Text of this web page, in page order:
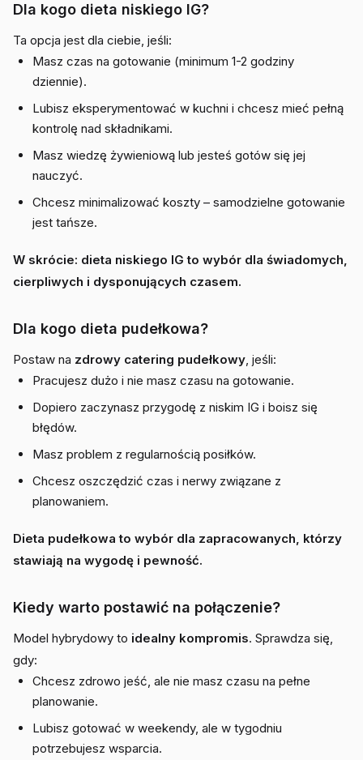
Dla kogo dieta niskiego IG?
Ta opcja jest dla ciebie, jeśli:
Masz czas na gotowanie (minimum 1-2 godziny
dziennie).
Lubisz eksperymentować w kuchni i chcesz mieć pełną
kontrolę nad składnikami.
Masz wiedzę żywieniową lub jesteś gotów się jej
nauczyć.
Chcesz minimalizować koszty – samodzielne gotowanie
jest tańsze.
W skrócie: dieta niskiego IG to wybór dla świadomych,
cierpliwych i dysponujących czasem.
Dla kogo dieta pudełkowa?
Postaw na zdrowy catering pudełkowy, jeśli:
Pracujesz dużo i nie masz czasu na gotowanie.
Dopiero zaczynasz przygodę z niskim IG i boisz się
błędów.
Masz problem z regularnością posiłków.
Chcesz oszczędzić czas i nerwy związane z
planowaniem.
Dieta pudełkowa to wybór dla zapracowanych, którzy
stawiają na wygodę i pewność.
Kiedy warto postawić na połączenie?
Model hybrydowy to idealny kompromis. Sprawdza się,
gdy:
Chcesz zdrowo jeść, ale nie masz czasu na pełne
planowanie.
Lubisz gotować w weekendy, ale w tygodniu
potrzebujesz wsparcia.